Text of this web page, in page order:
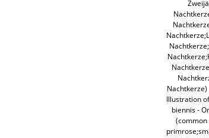
Illustration
biennis -
(common